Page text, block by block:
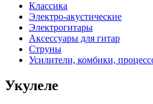
Классика
Электро-акустические
Электрогитары
Аксессуары для гитар
Струны
Усилители, комбики,
Укулеле